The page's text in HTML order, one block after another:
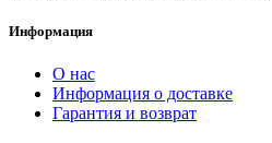
Информация
О нас
Информация о доставке
Гарантия и возврат